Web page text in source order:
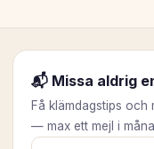
📬 Missa aldrig
Få klämdagstips och
— max ett mejl i